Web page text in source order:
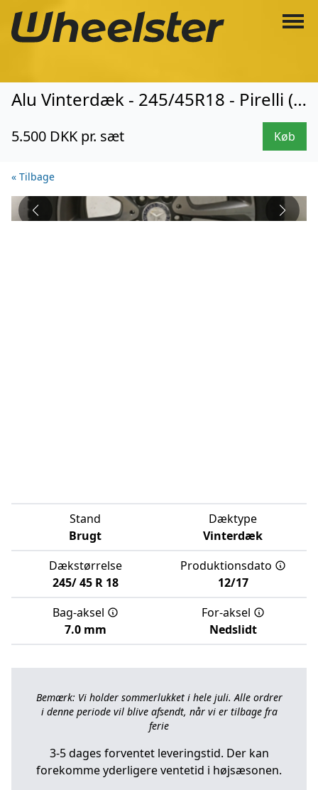
Alu Vinterdæk - 245/45R18 - Pirelli (8163)
5.500 DKK pr. sæt Køb
« Tilbage
Stand
Brugt
Dæktype
Vinterdæk
Dækstørrelse
245/ 45 R 18
Produktionsdato
12/17
Bag-aksel
7.0 mm
For-aksel
Nedslidt
Bemærk: Vi holder sommerlukket i hele juli. Alle ordrer
i denne periode vil blive afsendt, når vi er tilbage fra
ferie
3-5 dages forventet leveringstid. Der kan
forekomme yderligere ventetid i højsæsonen.